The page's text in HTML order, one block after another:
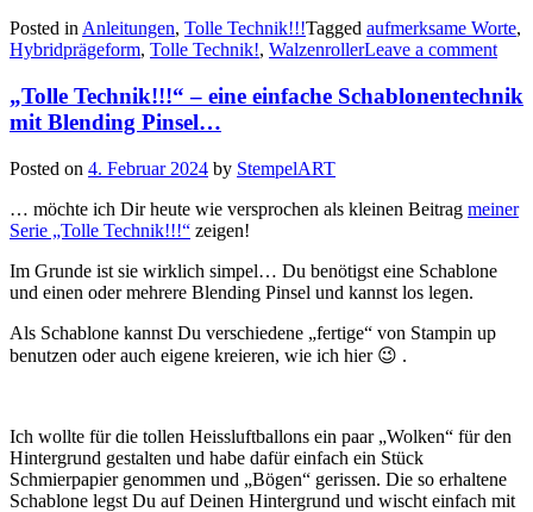
–
Aufmerksame
–
nur
einem
Posted in Anleitungen, Tolle Technik!!!Tagged aufmerksame Worte,
Hybridprägeform, Tolle Technik!, WalzenrollerLeave a comment
„Tolle Technik!!!“ – eine einfache Schablonentechnik
mit Blending Pinsel…
Posted on 4. Februar 2024 by StempelART
… möchte ich Dir heute wie versprochen als kleinen Beitrag meiner
Serie „Tolle Technik!!!“ zeigen!
Im Grunde ist sie wirklich simpel… Du benötigst eine Schablone
und einen oder mehrere Blending Pinsel und kannst los legen.
Als Schablone kannst Du verschiedene „fertige“ von Stampin up
benutzen oder auch eigene kreieren, wie ich hier 😉 .
Ich wollte für die tollen Heissluftballons ein paar „Wolken“ für den
Hintergrund gestalten und habe dafür einfach ein Stück
Schmierpapier genommen und „Bögen“ gerissen. Die so erhaltene
Schablone legst Du auf Deinen Hintergrund und wischt einfach mit